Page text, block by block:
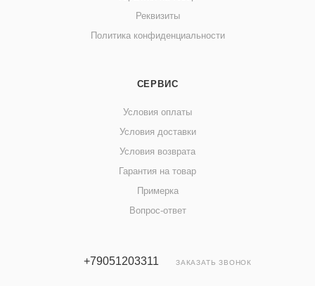
Реквизиты
Политика конфиденциальности
СЕРВИС
Условия оплаты
Условия доставки
Условия возврата
Гарантия на товар
Примерка
Вопрос-ответ
+79051203311 ЗАКАЗАТЬ ЗВОНОК